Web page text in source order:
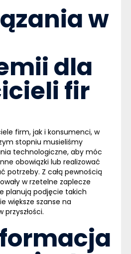
w
dla
fir
firm, jak i konsumenci, w
stopniu musieliśmy
technologiczne, aby móc
obowiązki lub realizować
potrzeby. Z całą pewnością
w rzetelne zaplecze
planują podjęcie takich
większe szanse na
przyszłości.